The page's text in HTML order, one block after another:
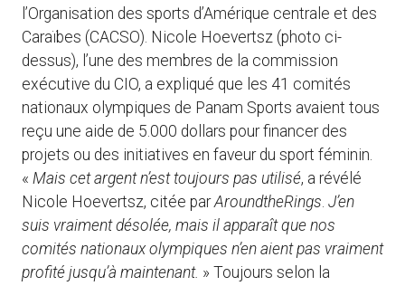
l’Organisation des sports d’Amérique centrale et des
Caraïbes (CACSO). Nicole Hoevertsz (photo ci-
dessus), l’une des membres de la commission
exécutive du CIO, a expliqué que les 41 comités
nationaux olympiques de Panam Sports avaient tous
reçu une aide de 5.000 dollars pour financer des
projets ou des initiatives en faveur du sport féminin.
« Mais cet argent n’est toujours pas utilisé, a révélé
Nicole Hoevertsz, citée parAroundtheRings. J’en
suis vraiment désolée, mais il apparaît que nos
comités nationaux olympiques n’en aient pas vraiment
profité jusqu’à maintenant. » Toujours selon la